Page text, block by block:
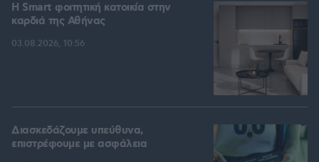
Η Smart φοιτητική κατοικία στην
καρδιά της Αθήνας
03.08.2026, 10:56
Διασκεδάζουμε υπεύθυνα,
επιστρέφουμε με ασφάλεια